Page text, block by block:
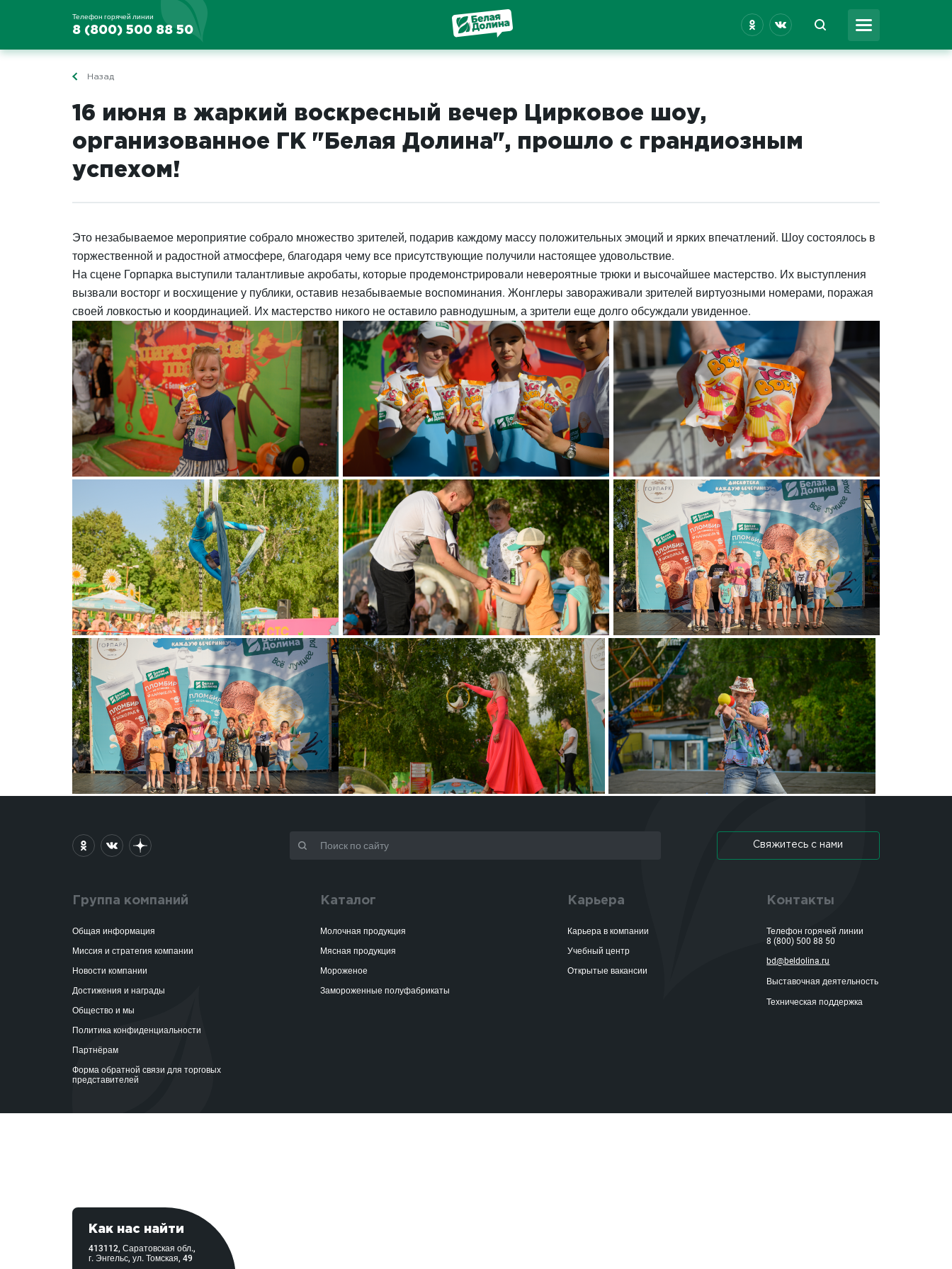
Телефон горячей линии
8 (800) 500 88 50
Назад
16 июня в жаркий воскресный вечер Цирковое шоу,
организованное ГК "Белая Долина", прошло с грандиозным
успехом!
Это незабываемое мероприятие собрало множество зрителей, подарив каждому массу положительных эмоций и ярких впечатлений. Шоу состоялось в
торжественной и радостной атмосфере, благодаря чему все присутствующие получили настоящее удовольствие.
На сцене Горпарка выступили талантливые акробаты, которые продемонстрировали невероятные трюки и высочайшее мастерство. Их выступления
вызвали восторг и восхищение у публики, оставив незабываемые воспоминания. Жонглеры завораживали зрителей виртуозными номерами, поражая
своей ловкостью и координацией. Их мастерство никого не оставило равнодушным, а зрители еще долго обсуждали увиденное.
Свяжитесь с нами
Группа компаний
Общая информация
Миссия и стратегия компании
Новости компании
Достижения и награды
Общество и мы
Политика конфиденциальности
Партнёрам
Форма обратной связи для торговых
представителей
Каталог
Молочная продукция
Мясная продукция
Мороженое
Замороженные полуфабрикаты
Карьера
Карьера в компании
Учебный центр
Открытые вакансии
Контакты
Телефон горячей линии
8 (800) 500 88 50
bd@beldolina.ru
Выставочная деятельность
Техническая поддержка
Как нас найти
413112, Саратовская обл.,
г. Энгельс, ул. Томская, 49